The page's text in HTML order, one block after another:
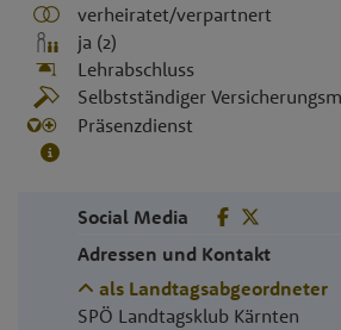
verheiratet/verpartnert
ja (2)
Lehrabschluss
Selbstständiger
Präsenzdienst
Social Media
Adressen und Kontakt
als Landtagsabgeordneter
SPÖ Landtagsklub Kärnten